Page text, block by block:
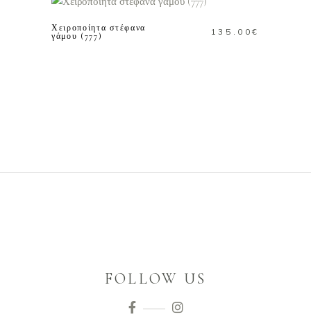
Χειροποίητα στέφανα
γάμου (777)
135.00€
FOLLOW US